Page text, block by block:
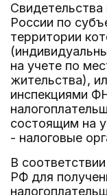
России по
территории
на учете по
жительства),
инспекциями
состоящим на
- налоговые
В
РФ для